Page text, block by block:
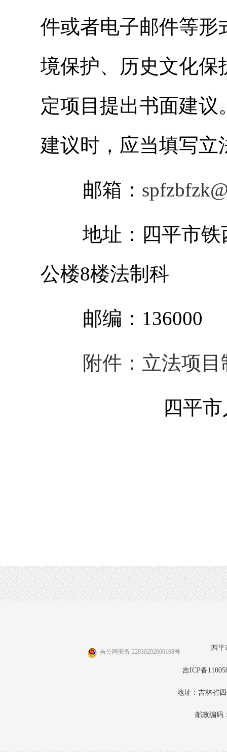
件或者电子邮件等形
境保护、历史文化保
定项目提出书面建
建议时，应当填写立
邮箱：
地址：四平市铁
公楼8楼法制科
邮编：136000
附件：立法项
四平市
吉公网安备 22030202000198号 四平
吉ICP备
地址：吉林省
邮政编码